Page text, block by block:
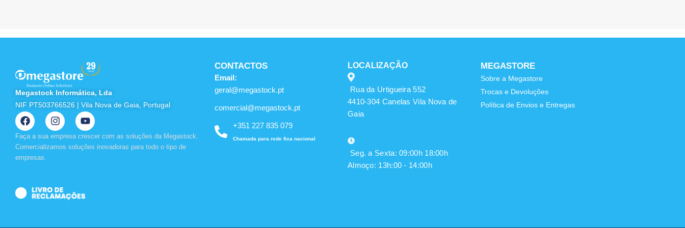
Megastock Informática, Lda
NIF PT503766526 | Vila Nova de Gaia, Portugal
F
a
c
e
b
o
I
n
s
t
m
Y
o
u
t
Faça a sua empresa crescer com as soluções da Megastock.
Comercializamos soluções inovadoras para todo o tipo de
empresas.
CONTACTOS
Email:
geral@megastock.pt
comercial@megastock.pt
+351 227 835 079
Chamada para rede fixa nacional
LOCALIZAÇÃO
Rua da Urtigueira 552
4410-304 Canelas Vila Nova de
Gaia
Seg. a Sexta: 09:00h 18:00h
Almoço: 13h:00 - 14:00h
MEGASTORE
Sobre a Megastore
Trocas e Devoluções
Política de Envios e Entregas